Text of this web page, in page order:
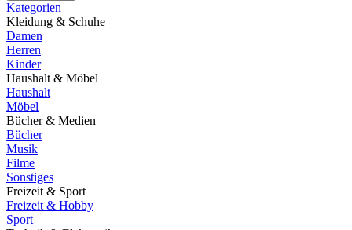
Kategorien
Kleidung & Schuhe
Damen
Herren
Kinder
Haushalt & Möbel
Haushalt
Möbel
Bücher & Medien
Bücher
Musik
Filme
Sonstiges
Freizeit & Sport
Freizeit & Hobby
Sport